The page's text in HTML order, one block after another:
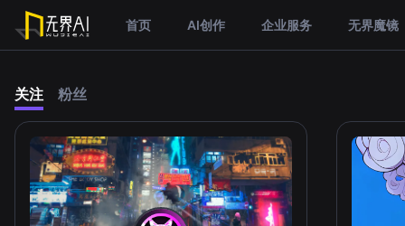
首页 AI创作 企业服务 无界魔镜
关注 粉丝